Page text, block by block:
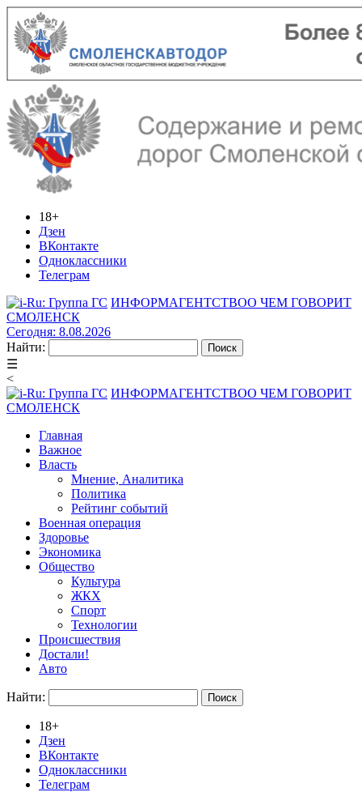
18+
Дзен
ВКонтакте
Одноклассники
Телеграм
ИНФОРМАГЕНТСТВОО ЧЕМ ГОВОРИТ
СМОЛЕНСК
Сегодня: 8.08.2026
Найти:
☰
<
ИНФОРМАГЕНТСТВОО ЧЕМ ГОВОРИТ
СМОЛЕНСК
Главная
Важное
Власть
Мнение, Аналитика
Политика
Рейтинг событий
Военная операция
Здоровье
Экономика
Общество
Культура
ЖКХ
Спорт
Технологии
Происшествия
Достали!
Авто
Найти:
18+
Дзен
ВКонтакте
Одноклассники
Телеграм